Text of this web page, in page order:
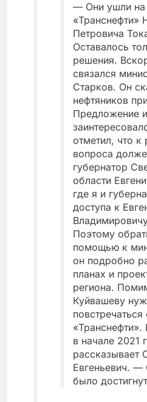
— Они ушли на
«Транснефти»
Петровича
Оставалось
решения.
связался
Старков. Он
нефтяников
Предложение
отметил, что
вопроса
губернатор
области
где я и
доступа к
Поэтому
помощью к
он подробно
планах и
региона.
Куйвашеву
в начале 2021
рассказывает
Евгеньевич. —
было